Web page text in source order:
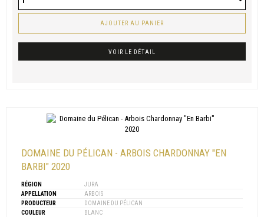
AJOUTER AU PANIER
VOIR LE DÉTAIL
DOMAINE DU PÉLICAN - ARBOIS CHARDONNAY "EN
BARBI" 2020
RÉGION
JURA
APPELLATION
ARBOIS
PRODUCTEUR
DOMAINE DU PÉLICAN
COULEUR
BLANC